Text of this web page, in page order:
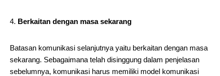
Berkaitan dengan masa sekarang
Batasan komunikasi selanjutnya yaitu berkaitan dengan masa
sekarang. Sebagaimana telah disinggung dalam penjelasan
sebelumnya, komunikasi harus memiliki model komunikasi